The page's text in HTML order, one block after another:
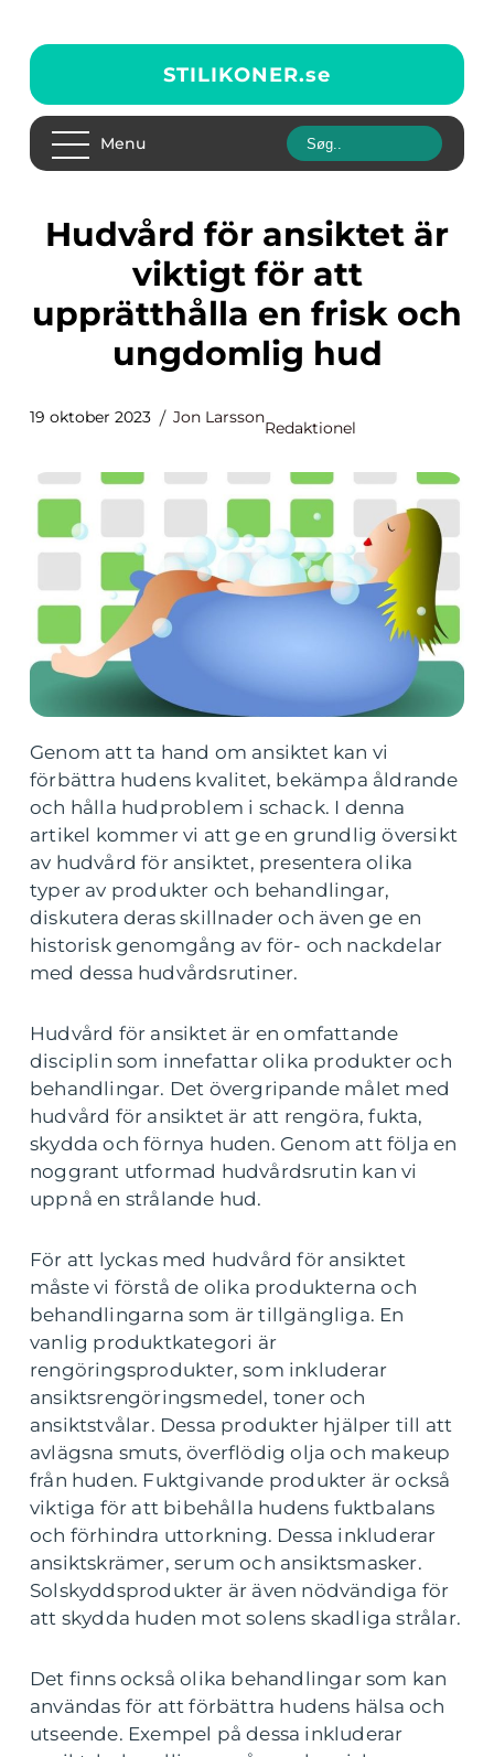
STILIKONER.se
Menu
Hudvård för ansiktet är
viktigt för att
upprätthålla en frisk och
ungdomlig hud
19 oktober 2023 Jon Larsson
Redaktionel
Genom att ta hand om ansiktet kan vi
förbättra hudens kvalitet, bekämpa åldrande
och hålla hudproblem i schack. I denna
artikel kommer vi att ge en grundlig översikt
av hudvård för ansiktet, presentera olika
typer av produkter och behandlingar,
diskutera deras skillnader och även ge en
historisk genomgång av för- och nackdelar
med dessa hudvårdsrutiner.
Hudvård för ansiktet är en omfattande
disciplin som innefattar olika produkter och
behandlingar. Det övergripande målet med
hudvård för ansiktet är att rengöra, fukta,
skydda och förnya huden. Genom att följa en
noggrant utformad hudvårdsrutin kan vi
uppnå en strålande hud.
För att lyckas med hudvård för ansiktet
måste vi förstå de olika produkterna och
behandlingarna som är tillgängliga. En
vanlig produktkategori är
rengöringsprodukter, som inkluderar
ansiktsrengöringsmedel, toner och
ansiktstvålar. Dessa produkter hjälper till att
avlägsna smuts, överflödig olja och makeup
från huden. Fuktgivande produkter är också
viktiga för att bibehålla hudens fuktbalans
och förhindra uttorkning. Dessa inkluderar
ansiktskrämer, serum och ansiktsmasker.
Solskyddsprodukter är även nödvändiga för
att skydda huden mot solens skadliga strålar.
Det finns också olika behandlingar som kan
användas för att förbättra hudens hälsa och
utseende. Exempel på dessa inkluderar